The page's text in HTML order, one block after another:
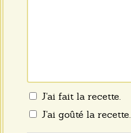
J'ai fait la recette.
J'ai goûté la recette.